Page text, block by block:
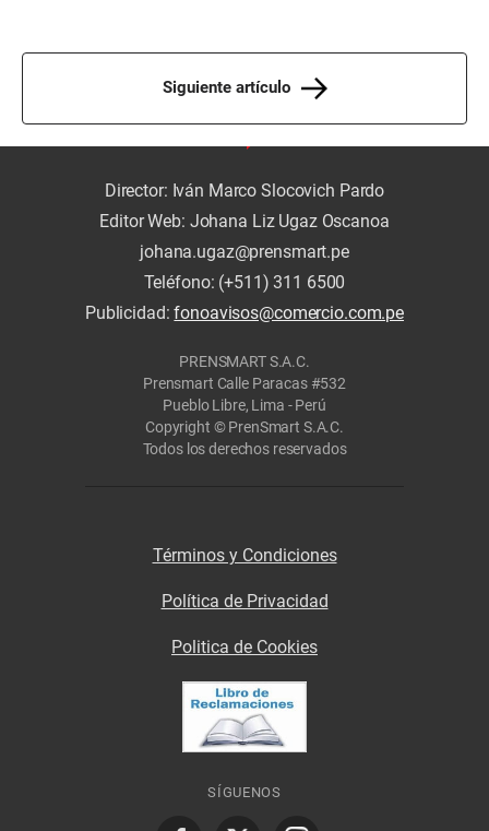
Siguiente artículo
Director: Iván Marco Slocovich Pardo
Editor Web: Johana Liz Ugaz Oscanoa
johana.ugaz@prensmart.pe
Teléfono: (+511) 311 6500
Publicidad:fonoavisos@comercio.com.pe
PRENSMART S.A.C.
Prensmart Calle Paracas #532
Pueblo Libre, Lima - Perú
Copyright © PrenSmart S.A.C.
Todos los derechos reservados
Términos y Condiciones
Política de Privacidad
Politica de Cookies
SÍGUENOS